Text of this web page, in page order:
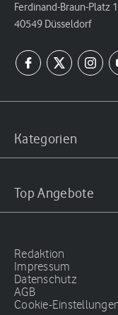
Ferdinand-Braun-Platz 1
40549 Düsseldorf
Kategorien
Top Angebote
Redaktion
Impressum
Datenschutz
AGB
Cookie-